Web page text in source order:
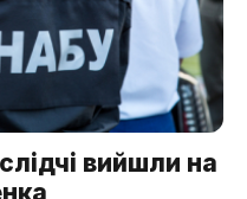
вийшли на